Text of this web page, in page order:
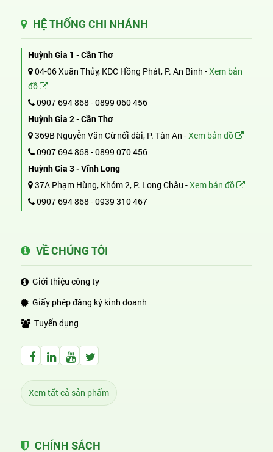
HỆ THỐNG CHI NHÁNH
Huỳnh Gia 1 - Cần Thơ
04-06 Xuân Thủy, KDC Hồng Phát, P. An Bình -Xem bản
đồ
0907 694 868 -0899 060 456
Huỳnh Gia 2 - Cần Thơ
369B Nguyễn Văn Cừ nối dài, P. Tân An -Xem bản đồ
0907 694 868 -0899 070 456
Huỳnh Gia 3 - Vĩnh Long
37A Phạm Hùng, Khóm 2, P. Long Châu -Xem bản đồ
0907 694 868 -0939 310 467
VỀ CHÚNG TÔI
Giới thiệu công ty
Giấy phép đăng ký kinh doanh
Tuyển dụng
Facebook Huỳnh Gia Alpha
LinkedIn Huỳnh Gia Alpha
YouTube Huỳnh Gia Alpha
Twitter Huỳnh Gia Alpha
Xem tất cả sản phẩm
CHÍNH SÁCH